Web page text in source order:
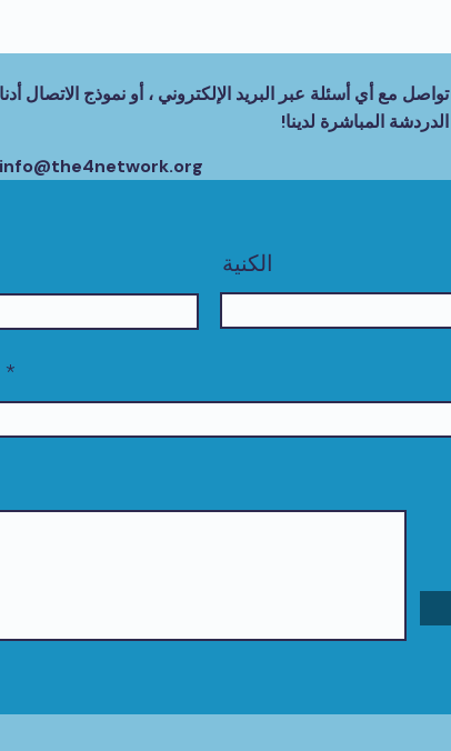
تواصل مع أي أسئلة عبر البريد الإلكتروني ، أو نموذج الاتصال
الدردشة المباشرة لدينا!
info@the4network.org
الكنية